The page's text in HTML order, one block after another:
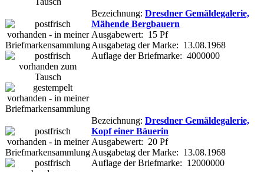
Bezeichnung: Dresdner Gemäldegalerie,
Mähende Bergbauern
Ausgabewert: 15 Pf
Ausgabetag der Marke: 13.08.1968
Auflage der Briefmarke: 4000000
Bezeichnung: Dresdner Gemäldegalerie,
Kopf einer Bäuerin
Ausgabewert: 20 Pf
Ausgabetag der Marke: 13.08.1968
Auflage der Briefmarke: 12000000